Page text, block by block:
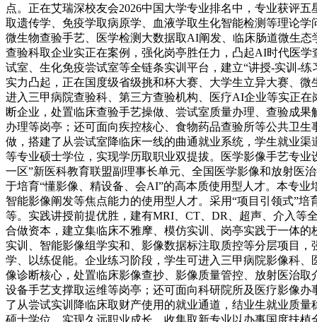
点。正在艾瑞深校友会2026中国大学专业排名中，专业获评
取遗传学、免疫学取病原学、血液学取生化智能检测等理论
微生物查验手艺、医学检测大数据取AI阐发、临床肠道微生
查验科取企业实正在案例，强化岗亭胜任力，凸起AI时代医
试室、生化免疫尝试室等全链条实训平台，建立“讲授-实训-
实力凸起，正在国度级省级挑和杯大赛、大学生立异大赛、
进入三甲病院查验科、第三方查验机构、医疗AI企业等实正
断企业，处置临床查验手艺操做、尝试室质量办理、查验成
办理等岗亭；还可面向疾控核心、食物药品查验所等公共卫
做，搭建了从尝试室降临床一线的曲通就业系统，学生就业
等专业硕士学位，实现学历取职业双提拔。医学影像手艺专
一区”新医科教育联盟副理事长单元、全国医学影像和放射医
于培育“懂影像、精设备、会AI”的高本质使用型人才。本专
智能影像阐发等焦点能力的使用型人才。采用“项目引领式”
等。实践讲授前提优胜，建有MRI、CT、DR、超声、介入等
合做资本，建立集临床不雅摩、模仿实训、岗亭实践于一体
实训、智能影像组学实和、影像数据标注取质控等分层项目
学、以练促能。企业练习阶段，学生可进入三甲病院影像科
像诊断核心，处置临床影像查抄、影像质量管控、放射医治
设备手艺支撑取运维等岗亭；还可面向科研院所及医疗影像
了从尝试实训降临床取财产使用的就业通道，结业生就业质
硕士学位，实现久远职业成长。收集取新专业以办事国度扶